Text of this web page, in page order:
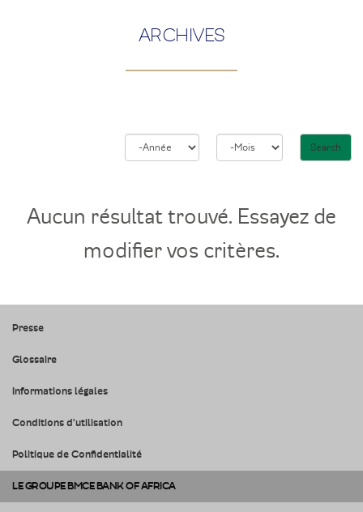
ARCHIVES
Search
Aucun résultat trouvé. Essayez de
modifier vos critères.
Presse
Glossaire
Informations légales
Conditions d'utilisation
Politique de Confidentialité
LE GROUPE BMCE BANK OF AFRICA